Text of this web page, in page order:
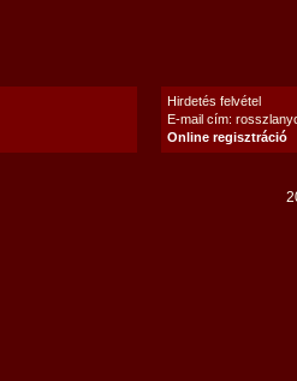
Hirdetés felvétel
E-mail cím:
Online regisztráció